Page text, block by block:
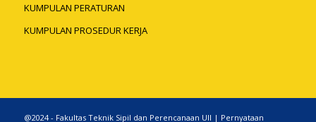
KUMPULAN PERATURAN
KUMPULAN PROSEDUR KERJA
@2024 - Fakultas Teknik Sipil dan Perencanaan UII | Pernyataan